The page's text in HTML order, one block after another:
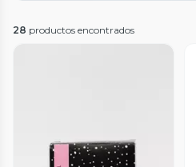
28 productos encontrados